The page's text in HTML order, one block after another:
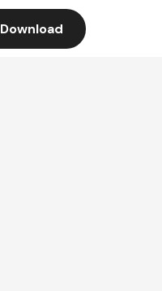
Download